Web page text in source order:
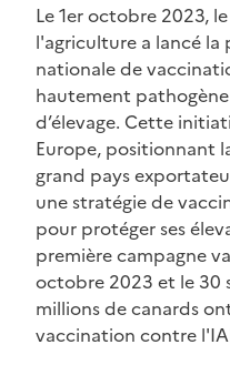
Le 1er octobre 2023,
l'agriculture a lancé la
nationale de
hautement
d’élevage. Cette
Europe, positionnant
grand pays
une stratégie de
pour protéger ses
première campagne
octobre 2023 et le 30
millions de canards
vaccination contre